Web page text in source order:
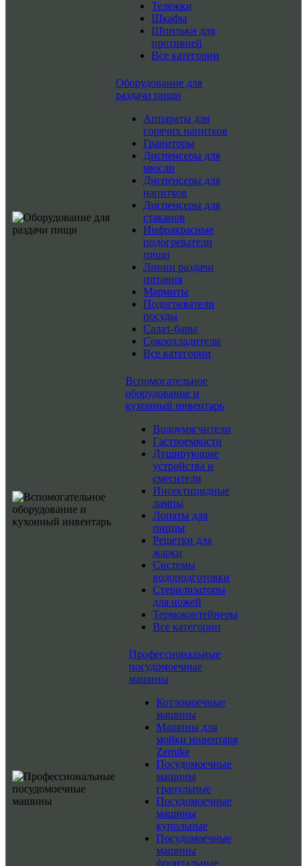
Тележки
Шкафы
Шпильки для
противней
Все категории
Оборудование для
раздачи пищи
Аппараты для
горячих напитков
Граниторы
Диспенсеры для
мюсли
Диспенсеры для
напитков
Диспенсеры для
стаканов
Инфракрасные
подогреватели
пищи
Линии раздачи
питания
Мармиты
Подогреватели
посуды
Салат-бары
Сокоохладители
Все категории
Вспомогательное
оборудование и
кухонный инвентарь
Водоумягчители
Гастроемкости
Душирующие
устройства и
смесители
Инсектицидные
лампы
Лопаты для
пиццы
Решетки для
жарки
Системы
водоподготовки
Стерилизаторы
для ножей
Термоконтейнеры
Все категории
Профессиональные
посудомоечные
машины
Котломоечные
машины
Машины для
мойки инвентаря
Zernike
Посудомоечные
машины
гранульные
Посудомоечные
машины
купольные
Посудомоечные
машины
фронтальные